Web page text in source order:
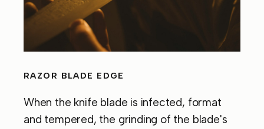
RAZOR BLADE EDGE
When the knife blade is infected, format
and tempered, the grinding of the blade's